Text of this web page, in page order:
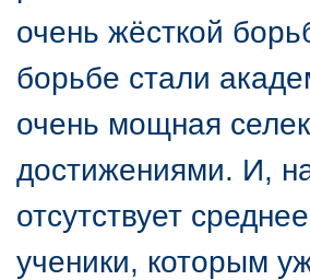
очень жёсткой
борьбе стали
очень мощная
достижениями. И,
отсутствует
ученики, которым